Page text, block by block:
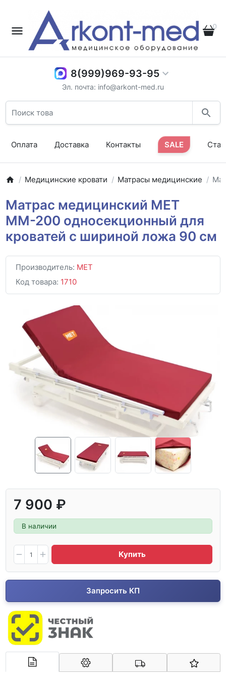
0
8(999)969-93-95
Эл. почта: info@arkont-med.ru
Оплата Доставка Контакты SALE
Медицинские кровати Матрасы медицинские
Матрас медицинский МЕТ
ММ-200 односекционный для
кроватей с шириной ложа 90 см
Производитель: MET
Код товара: 1710
7 900 ₽
В наличии
Купить
Запросить КП
Арконт-Мед